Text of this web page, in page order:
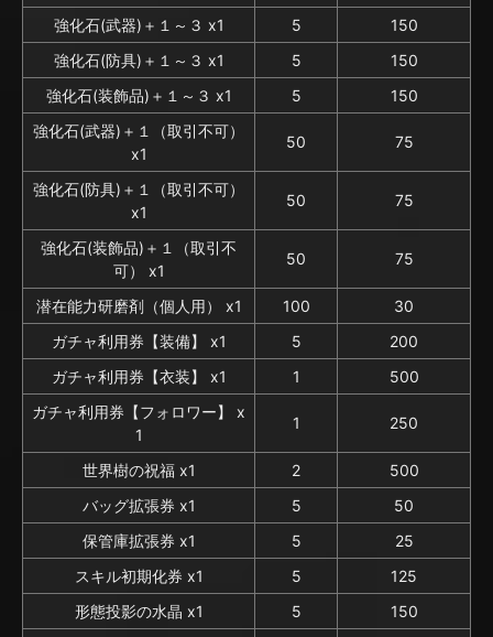
強化石(武器)＋１～３ x1 5
150
強化石(防具)＋１～３ x1
5
150
強化石(装飾品)＋１～３ x1
5
150
強化石(武器)＋１（取引不可）
x1
50 75
強化石(防具)＋１（取引不可）
x1
50 75
強化石(装飾品)＋１（取引不
可） x1
50 75
潜在能力研磨剤（個人用） x1 100
30
ガチャ利用券【装備】 x1
5
200
ガチャ利用券【衣装】 x1
1
500
ガチャ利用券【フォロワー】 x
1
1 250
世界樹の祝福 x1 2
500
バッグ拡張券 x1
5
50
保管庫拡張券 x1
5
25
スキル初期化券 x1
5
125
形態投影の水晶 x1
5
150